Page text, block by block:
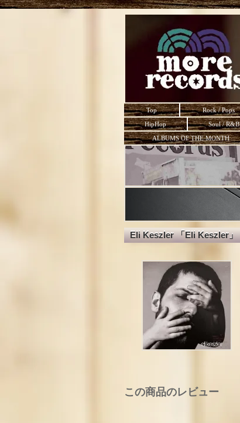
Top Rock / Pops
HipHop
Soul / R&B
ALBUMS OF THE MONTH
Eli Keszler 「Eli Keszler」
この商品のレビュー